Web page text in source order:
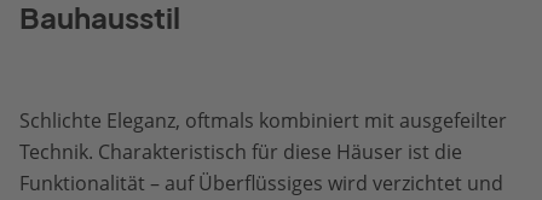
Bauhausstil
Schlichte Eleganz, oftmals kombiniert mit ausgefeilter
Technik. Charakteristisch für diese Häuser ist die
Funktionalität – auf Überflüssiges wird verzichtet und